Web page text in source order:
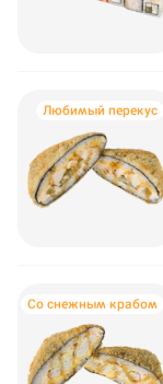
Любимый перекус
Со снежным крабом